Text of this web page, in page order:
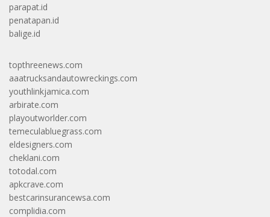
parapat.id
penatapan.id
balige.id
topthreenews.com
aaatrucksandautowreckings.com
youthlinkjamica.com
arbirate.com
playoutworlder.com
temeculabluegrass.com
eldesigners.com
cheklani.com
totodal.com
apkcrave.com
bestcarinsurancewsa.com
complidia.com